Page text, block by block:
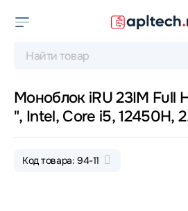
Моноблок iRU 23IM Full
", Intel, Core i5, 12450H,
Код товара: 94-11